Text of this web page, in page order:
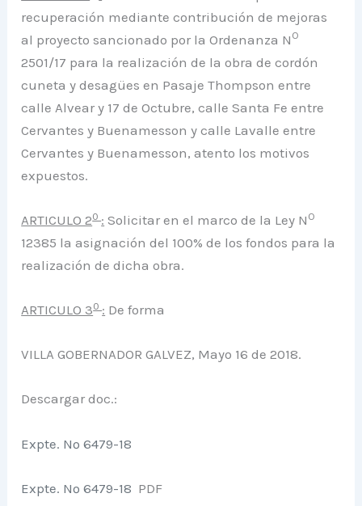
recuperación mediante contribución de mejoras
al proyecto sancionado por la Ordenanza N O
2501/17 para la realización de la obra de cordón
cuneta y desagües en Pasaje Thompson entre
calle Alvear y 17 de Octubre, calle Santa Fe entre
Cervantes y Buenamesson y calle Lavalle entre
Cervantes y Buenamesson, atento los motivos
expuestos.
ARTICULO 20 : Solicitar en el marco de la Ley N O
12385 la asignación del 100% de los fondos para la
realización de dicha obra.
ARTICULO 30 : De forma
VILLA GOBERNADOR GALVEZ, Mayo 16 de 2018.
Descargar doc.:
Expte. Nº 6479-18
Expte. Nº 6479-18 PDF